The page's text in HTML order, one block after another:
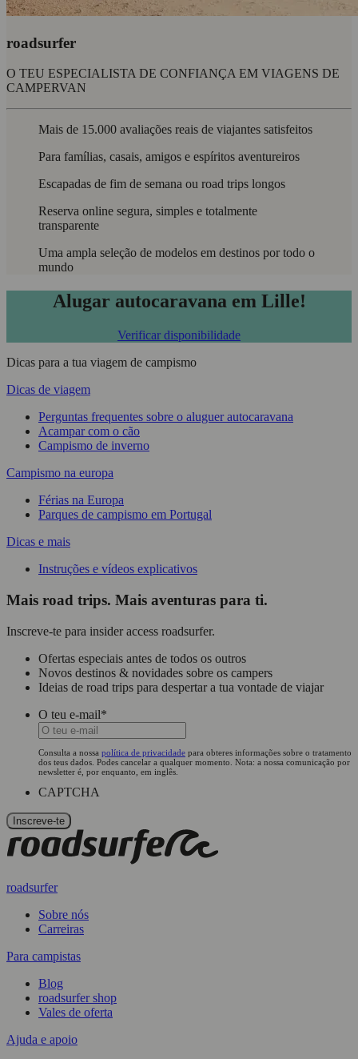
roadsurfer
O TEU ESPECIALISTA DE CONFIANÇA EM VIAGENS DE
CAMPERVAN
Mais de 15.000 avaliações reais de viajantes satisfeitos
Para famílias, casais, amigos e espíritos aventureiros
Escapadas de fim de semana ou road trips longos
Reserva online segura, simples e totalmente
transparente
Uma ampla seleção de modelos em destinos por todo o
mundo
Alugar autocaravana em Lille!
Verificar disponibilidade
Dicas para a tua viagem de campismo
Dicas de viagem
Perguntas frequentes sobre o aluguer autocaravana
Acampar com o cão
Campismo de inverno
Campismo na europa
Férias na Europa
Parques de campismo em Portugal
Dicas e mais
Instruções e vídeos explicativos
Mais road trips. Mais aventuras para ti.
Inscreve-te para insider access roadsurfer.
Ofertas especiais antes de todos os outros
Novos destinos & novidades sobre os campers
Ideias de road trips para despertar a tua vontade de viajar
O teu e-mail*
Consulta a nossa política de privacidade para obteres informações sobre o tratamento
dos teus dados. Podes cancelar a qualquer momento. Nota: a nossa comunicação por
newsletter é, por enquanto, em inglês.
CAPTCHA
roadsurfer
Sobre nós
Carreiras
Para campistas
Blog
roadsurfer shop
Vales de oferta
Ajuda e apoio